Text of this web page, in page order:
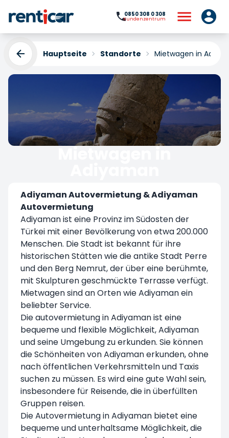
0850 308 0 308
Kundenzentrum
Hauptseite Standorte Mietwagen in
Mietwagen in
Adiyaman Autovermietung & Adiyaman
Autovermietung
Adiyaman ist eine Provinz im Südosten der
Türkei mit einer Bevölkerung von etwa 200.000
Menschen. Die Stadt ist bekannt für ihre
historischen Stätten wie die antike Stadt Perre
und den Berg Nemrut, der über eine berühmte,
mit Skulpturen geschmückte Terrasse verfügt.
Mietwagen sind an Orten wie Adiyaman ein
beliebter Service.
Die autovermietung in Adiyaman ist eine
bequeme und flexible Möglichkeit, Adiyaman
und seine Umgebung zu erkunden. Sie können
die Schönheiten von Adiyaman erkunden, ohne
nach öffentlichen Verkehrsmitteln und Taxis
suchen zu müssen. Es wird eine gute Wahl sein,
insbesondere für Reisende, die in überfüllten
Gruppen reisen.
Die Autovermietung in Adiyaman bietet eine
bequeme und unterhaltsame Möglichkeit, die